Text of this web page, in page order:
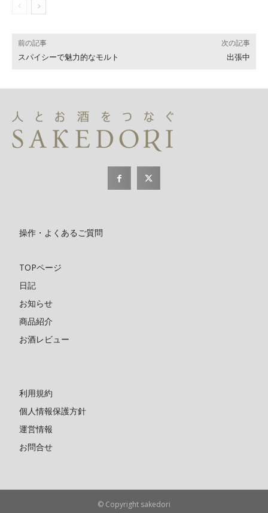
前の記事
スパイシーで魅力的なモルト
次の記事
出張中
操作・よくあるご質問
TOPページ
日記
お知らせ
商品紹介
お酒レビュー
利用規約
個人情報保護方針
運営情報
お問合せ
© Copyright sakedori